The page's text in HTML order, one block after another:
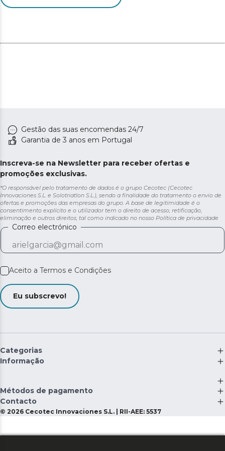
Gestão das suas encomendas 24/7
Garantia de 3 anos em Portugal
Inscreva-se na Newsletter para receber ofertas e
promoções exclusivas.
*O responsável pelo tratamento de dados é o grupo Cecotec (Cecotec
Innovaciones S.L. e Solotriatlon S.L.), sendo a finalidade do tratamento o envio de
ofertas e promoções das empresas do grupo. A base de legitimidade é o
consentimento explícito e o utilizador tem o direito de acesso, retificação,
eliminação e outros direitos, tal como indicado no nosso Política de privacidade
Correo electrónico
Aceito a Termos e Condições
Eu subscrevo!
Categorias
Informação
Métodos de pagamento
Contacto
© 2026 Cecotec Innovaciones S.L. | RII-AEE: 5537